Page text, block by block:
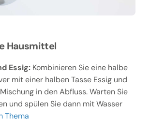
Hausmittel
Essig:Kombinieren Sie eine halbe
mit einer halben Tasse Essig und
in den Abfluss. Warten Sie
und spülen Sie dann mit Wasser
Thema